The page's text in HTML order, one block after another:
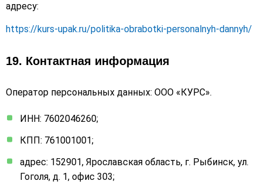
адресу:
https://kurs-upak.ru/politika-obrabotki-personalnyh-dannyh/
19. Контактная информация
Оператор персональных данных: ООО «КУРС».
ИНН: 7602046260;
КПП: 761001001;
адрес: 152901, Ярославская область, г. Рыбинск, ул.
Гоголя, д. 1, офис 303;